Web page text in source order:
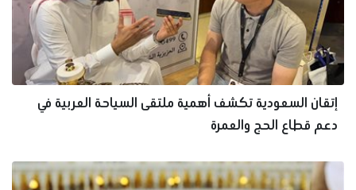
إتقان السعودية تكشف أهمية ملتقى السياحة العربية في
دعم قطاع الحج والعمرة